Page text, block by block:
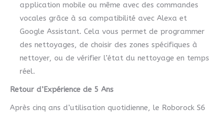
application mobile ou même avec des commandes
vocales grâce à sa compatibilité avec Alexa et
Google Assistant. Cela vous permet de programmer
des nettoyages, de choisir des zones spécifiques à
nettoyer, ou de vérifier l’état du nettoyage en temps
réel.
Retour d’Expérience de 5 Ans
Après cinq ans d’utilisation quotidienne, le Roborock S6